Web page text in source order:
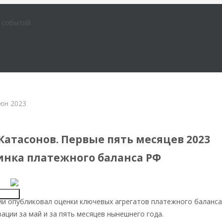
событий
2023
в СМИ
Первые пять месяцев 2023
платежного баланса РФ
опубликовал оценки ключевых агрегатов платежного баланса
за май и за пять месяцев нынешнего года.